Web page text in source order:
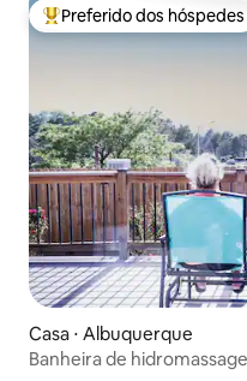
Entre os melhores
Preferido dos hóspedes
Casa ⋅ Albuquerque
Banheira de